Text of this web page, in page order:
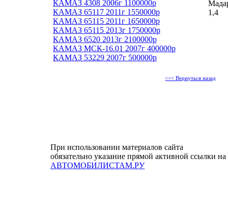
КАМАЗ 4308 2006г 1100000р
КАМАЗ 65117 2011г 1550000р
КАМАЗ 65115 2011г 1650000р
КАМАЗ 65115 2013г 1750000р
КАМАЗ 6520 2013г 2100000р
КАМАЗ МСК-16.01 2007г 400000р
КАМАЗ 53229 2007г 500000р
1,4
<<< Вернуться назад
При использовании материалов сайта
обязательно указание прямой активной ссылки на
АВТОМОБИЛИСТАМ.РУ